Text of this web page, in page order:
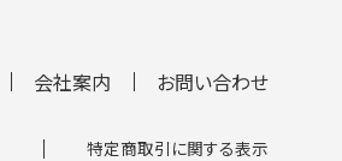
会社案内 お問い合わせ
特定商取引に関する表示